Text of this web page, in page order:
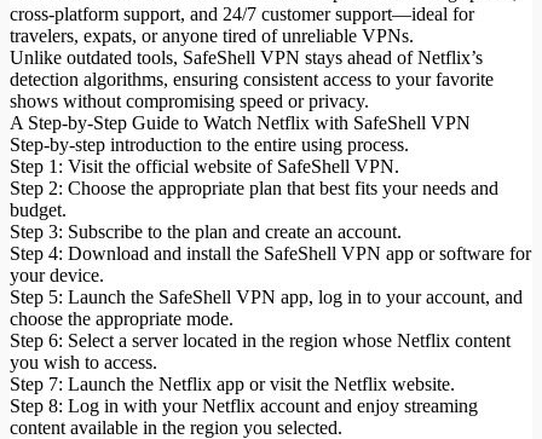
cross-platform support, and 24/7 customer support—ideal for
travelers, expats, or anyone tired of unreliable VPNs.
Unlike outdated tools, SafeShell VPN stays ahead of Netflix’s
detection algorithms, ensuring consistent access to your favorite
shows without compromising speed or privacy.
A Step-by-Step Guide to Watch Netflix with SafeShell VPN
Step-by-step introduction to the entire using process.
Step 1: Visit the official website of SafeShell VPN.
Step 2: Choose the appropriate plan that best fits your needs and
budget.
Step 3: Subscribe to the plan and create an account.
Step 4: Download and install the SafeShell VPN app or software for
your device.
Step 5: Launch the SafeShell VPN app, log in to your account, and
choose the appropriate mode.
Step 6: Select a server located in the region whose Netflix content
you wish to access.
Step 7: Launch the Netflix app or visit the Netflix website.
Step 8: Log in with your Netflix account and enjoy streaming
content available in the region you selected.